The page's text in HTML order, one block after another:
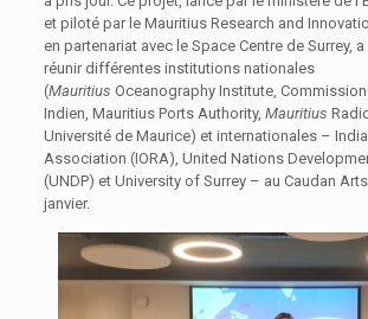
et piloté par le Mauritius Research and
en partenariat avec le Space Centre de Surrey,
réunir différentes institutions nationales
(Mauritius Oceanography Institute, Commission
Indien, Mauritius Ports Authority, Mauritius
Université de Maurice) et internationales –
Association (IORA), United Nations
(UNDP) et University of Surrey – au Caudan
janvier.